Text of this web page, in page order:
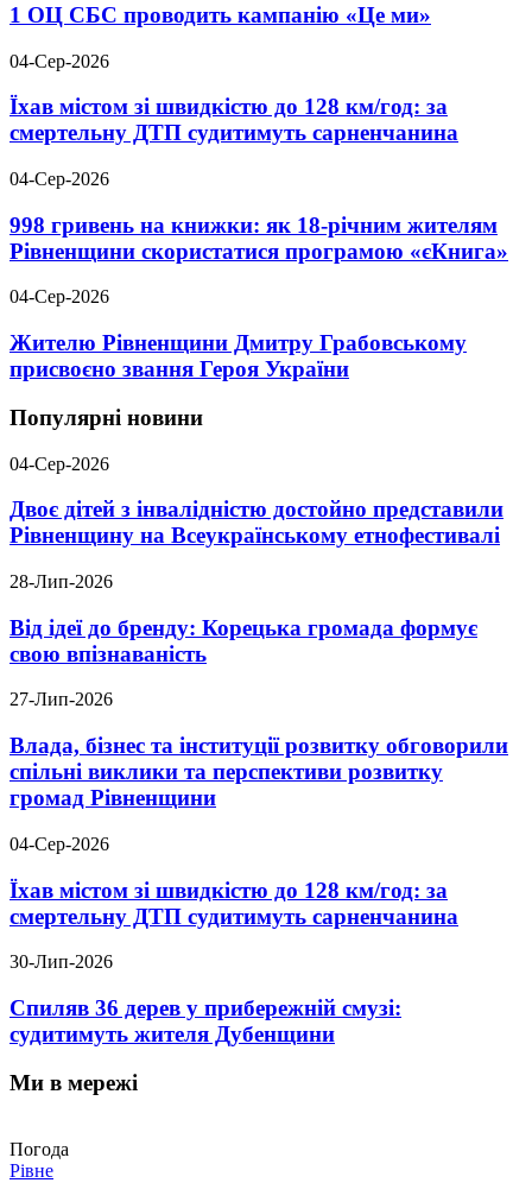
1 ОЦ СБС проводить кампанію «Це ми»
04-Сер-2026
Їхав містом зі швидкістю до 128 км/год: за
смертельну ДТП судитимуть сарненчанина
04-Сер-2026
998 гривень на книжки: як 18-річним жителям
Рівненщини скористатися програмою «єКнига»
04-Сер-2026
Жителю Рівненщини Дмитру Грабовському
присвоєно звання Героя України
Популярні новини
04-Сер-2026
Двоє дітей з інвалідністю достойно представили
Рівненщину на Всеукраїнському етнофестивалі
28-Лип-2026
Від ідеї до бренду: Корецька громада формує
свою впізнаваність
27-Лип-2026
Влада, бізнес та інституції розвитку обговорили
спільні виклики та перспективи розвитку
громад Рівненщини
04-Сер-2026
Їхав містом зі швидкістю до 128 км/год: за
смертельну ДТП судитимуть сарненчанина
30-Лип-2026
Спиляв 36 дерев у прибережній смузі:
судитимуть жителя Дубенщини
Ми в мережі
Погода
Рівне